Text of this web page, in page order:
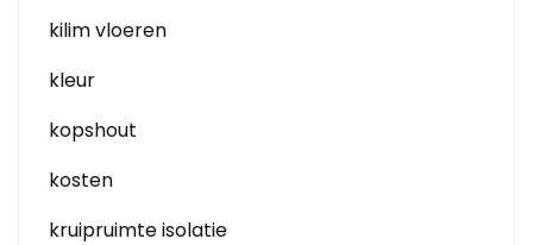
kilim vloeren
kleur
kopshout
kosten
kruipruimte isolatie